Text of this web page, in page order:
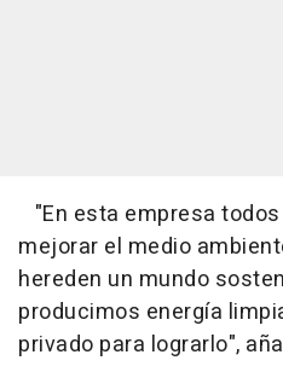
"En esta empresa
mejorar el medio
hereden un mundo
producimos energía
privado para lograrlo",